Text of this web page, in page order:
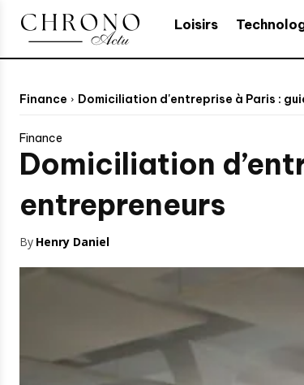
Loisirs
Finance Domiciliation d'entreprise à Paris :
Finance
Domiciliation
entrepreneurs
By Henry Daniel